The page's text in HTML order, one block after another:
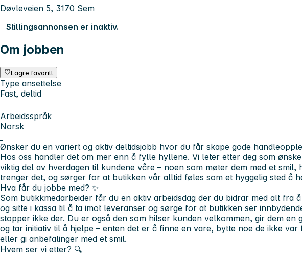
Døvleveien 5, 3170 Sem
Stillingsannonsen er inaktiv.
Om jobben
Lagre favoritt
Type ansettelse
Fast, deltid
Arbeidsspråk
Norsk
Ønsker du en variert og aktiv deltidsjobb hvor du får skape gode
Hos oss handler det om mer enn å fylle hyllene. Vi leter etter deg som
viktig del av hverdagen til kundene våre – noen som møter dem med et smil,
trenger det, og sørger for at butikken vår alltid føles som et hyggelig sted å
Hva får du jobbe med? ✨
Som butikkmedarbeider får du en aktiv arbeidsdag der du bidrar med alt fra
og sitte i kassa til å ta imot leveranser og sørge for at butikken ser
stopper ikke der. Du er også den som hilser kunden velkommen, gir dem en
og tar initiativ til å hjelpe – enten det er å finne en vare, bytte noe de ikke var
eller gi anbefalinger med et smil.
Hvem ser vi etter? 🔍